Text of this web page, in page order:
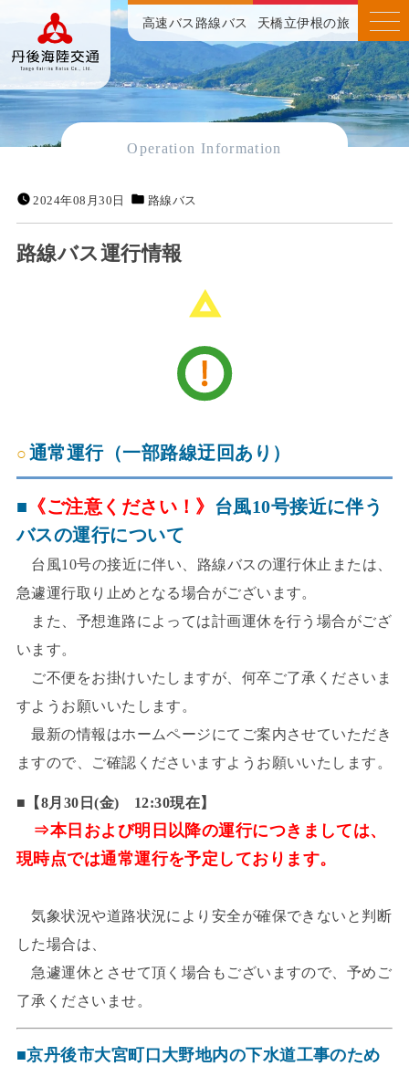
高速バス 路線バス 天橋立伊根の旅
Operation Information
2024年08月30日 路線バス
路線バス運行情報
通常運行（一部路線迂回あり）
■ 《ご注意ください！》 台風10号接近に伴う
バスの運行について
台風10号の接近に伴い、路線バスの運行休止または、
急遽運行取り止めとなる場合がございます。
また、予想進路によっては計画運休を行う場合がござ
います。
ご不便をお掛けいたしますが、何卒ご了承くださいま
すようお願いいたします。
最新の情報はホームページにてご案内させていただき
ますので、ご確認くださいますようお願いいたします。
■ 【8月30日(金) 12:30現在】
⇒本日および明日以降の運行につきましては、
現時点では通常運行を予定しております。
気象状況や道路状況により安全が確保できないと判断
した場合は、
急遽運休とさせて頂く場合もございますので、予めご
了承くださいませ。
■京丹後市大宮町口大野地内の下水道工事のため